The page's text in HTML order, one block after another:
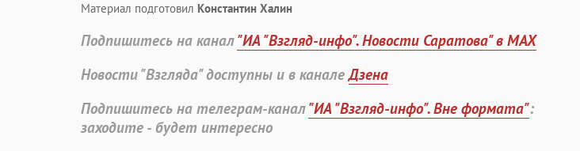
Материал подготовил Константин Халин
Подпишитесь на канал"ИА "Взгляд-инфо". Новости Саратова" в MAX
Новости "Взгляда" доступны и в каналеДзена
Подпишитесь на телеграм-канал"ИА "Взгляд-инфо". Вне формата":
заходите - будет интересно